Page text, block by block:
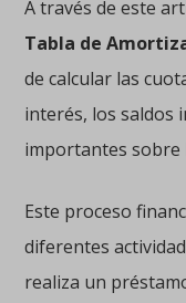
A través de este
Tabla de
de calcular las
interés, los saldos
importantes sobre
Este proceso
diferentes
realiza un